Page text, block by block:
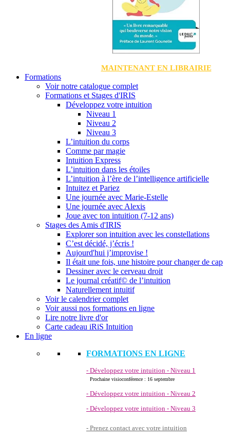
MAINTENANT EN LIBRAIRIE
Formations
Voir notre catalogue complet
Formations et Stages d'IRIS
Développez votre intuition
Niveau 1
Niveau 2
Niveau 3
L’intuition du corps
Comme par magie
Intuition Express
L’intuition dans les étoiles
L’intuition à l’ère de l’intelligence artificielle
Intuitez et Pariez
Une journée avec Marie-Estelle
Une journée avec Alexis
Joue avec ton intuition (7-12 ans)
Stages des Amis d'IRIS
Explorer son intuition avec les constellations
C’est décidé, j’écris !
Aujourd'hui j’improvise !
Il était une fois, une histoire pour changer de cap
Dessiner avec le cerveau droit
Le journal créatif© de l’intuition
Naturellement intuitif
Voir le calendrier complet
Voir aussi nos formations en ligne
Lire notre livre d'or
Carte cadeau iRiS Intuition
En ligne
FORMATIONS EN LIGNE
- Développez votre intuition - Niveau 1
Prochaine visioconférence : 16 septembre
- Développez votre intuition - Niveau 2
- Développez votre intuition - Niveau 3
- Prenez contact avec votre intuition